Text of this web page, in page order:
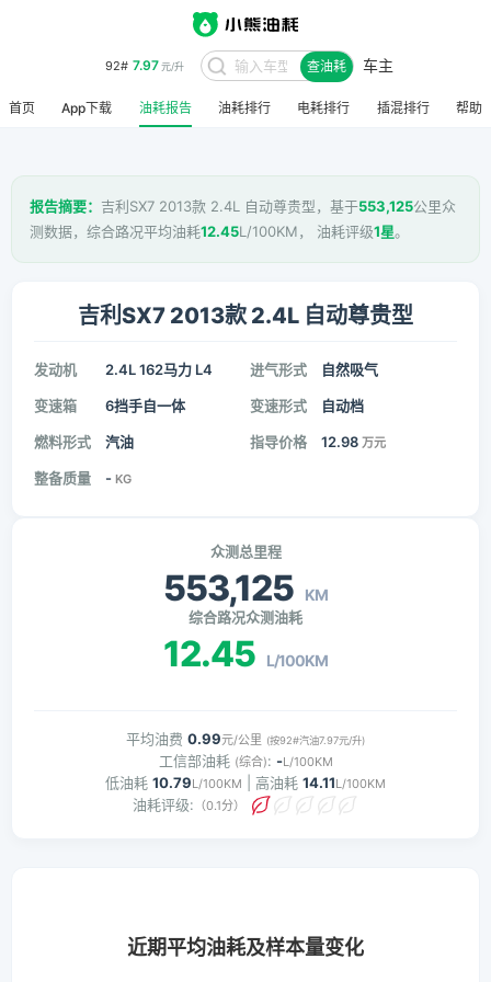
92# 7.97元/升 查油耗 车主
首页 App下载 油耗报告 油耗排行 电耗排行 插混排行 帮助
报告摘要： 吉利SX7 2013款 2.4L 自动尊贵型，基于553,125公里众
测数据，综合路况平均油耗12.45L/100KM， 油耗评级1星。
吉利SX7 2013款 2.4L 自动尊贵型
发动机 2.4L 162马力 L4 进气形式 自然吸气
变速箱 6挡手自一体 变速形式 自动档
燃料形式 汽油 指导价格 12.98 万元
整备质量 - KG
众测总里程
553,125 KM
综合路况众测油耗
12.45 L/100KM
平均油费 0.99元/公里 (按92#汽油7.97元/升)
工信部油耗 (综合): -L/100KM
低油耗 10.79L/100KM | 高油耗 14.11L/100KM
油耗评级: （0.1分）